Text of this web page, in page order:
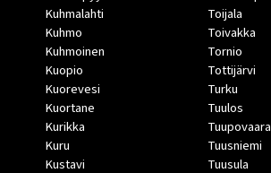
Kuhmalahti
Kuhmo
Kuhmoinen
Kuopio
Kuorevesi
Kuortane
Kurikka
Kuru
Kustavi
Toijala
Toivakka
Tornio
Tottijärvi
Turku
Tuulos
Tuupovaara
Tuusniemi
Tuusula